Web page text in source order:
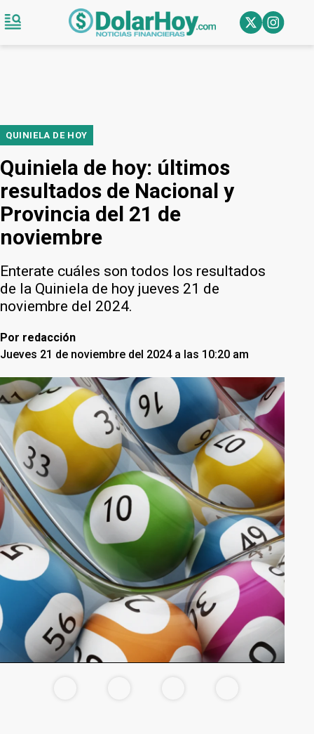
QUINIELA DE HOY
Quiniela de hoy: últimos
resultados de Nacional y
Provincia del 21 de
noviembre
Enterate cuáles son todos los resultados
de la Quiniela de hoy jueves 21 de
noviembre del 2024.
Por redacción
Jueves 21 de noviembre del 2024 a las 10:20 am